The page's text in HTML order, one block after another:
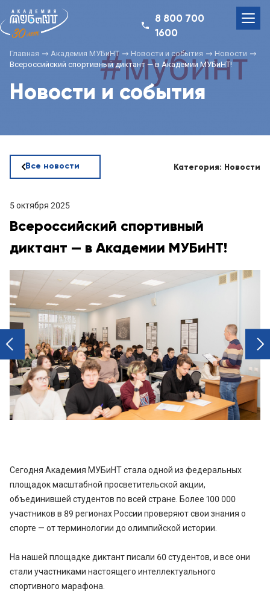
8 800 700
1600
Главная Академия МУБиНТ Новости и события
Новости
Всероссийский спортивный диктант — в Академии МУБиНТ!
Новости и события
Все новости Категория: Новости
5 октября 2025
Всероссийский спортивный
диктант — в Академии МУБиНТ!
prev
next
Сегодня Академия МУБиНТ стала одной из федеральных
площадок масштабной просветительской акции,
объединившей студентов по всей стране. Более 100 000
участников в 89 регионах России проверяют свои знания о
спорте — от терминологии до олимпийской истории.
На нашей площадке диктант писали 60 студентов, и все они
стали участниками настоящего интеллектуального
спортивного марафона.